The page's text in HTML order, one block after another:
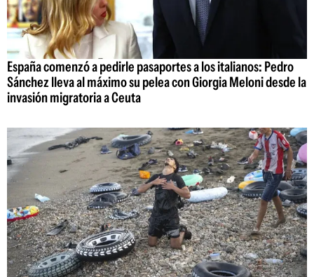
España comenzó a pedirle pasaportes a los italianos: Pedro
Sánchez lleva al máximo su pelea con Giorgia Meloni desde la
invasión migratoria a Ceuta